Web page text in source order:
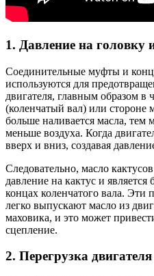
1. Давление на головку
Соединительные муфты и
используются для
двигателя, главным образом
(коленчатый вал) или стороне
больше наливается масла, тем
меньше воздуха. Когда
вверх и вниз, создавая
Следовательно, масло
давление на кактус и
концах коленчатого вала. Эти
легко выпускают масло из
маховика, и это может
сцепление.
2. Перегрузка двигателя